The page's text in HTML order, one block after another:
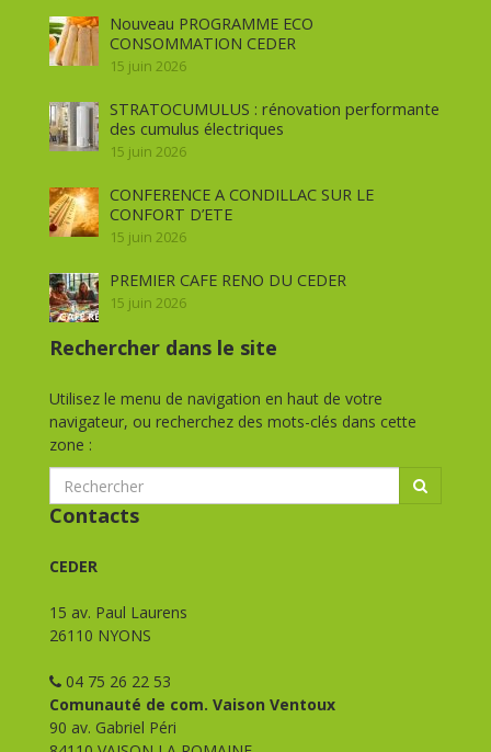
Nouveau PROGRAMME ECO
CONSOMMATION CEDER
15 juin 2026
STRATOCUMULUS : rénovation performante
des cumulus électriques
15 juin 2026
CONFERENCE A CONDILLAC SUR LE
CONFORT D’ETE
15 juin 2026
PREMIER CAFE RENO DU CEDER
15 juin 2026
Rechercher dans le site
Utilisez le menu de navigation en haut de votre
navigateur, ou recherchez des mots-clés dans cette
zone :
Contacts
CEDER
15 av. Paul Laurens
26110 NYONS
04 75 26 22 53
Comunauté de com. Vaison Ventoux
90 av. Gabriel Péri